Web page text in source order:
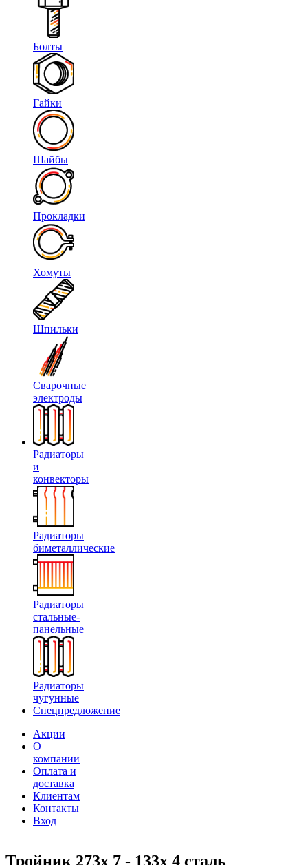
Болты
Гайки
Шайбы
Прокладки
Хомуты
Шпильки
Сварочные
электроды
Радиаторы
и
конвекторы
Радиаторы
биметаллические
Радиаторы
стальные-
панельные
Радиаторы
чугунные
Спецпредложение
Акции
О
компании
Оплата и
доставка
Клиентам
Контакты
Вход
Тройник 273х 7 - 133х 4 сталь